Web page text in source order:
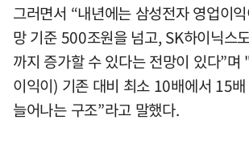
그러면서 “내년에는 삼성전자 영업이
망 기준 500조원을 넘고, SK하이닉스
까지 증가할 수 있다는 전망이 있다”며
이익이) 기존 대비 최소 10배에서 15
늘어나는 구조”라고 말했다.